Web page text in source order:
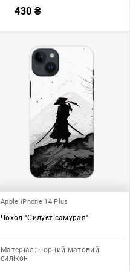
430 ₴
Apple iPhone 14 Plus
Чохол "Силуєт самурая"
Матеріал: Чорний матовий
силікон